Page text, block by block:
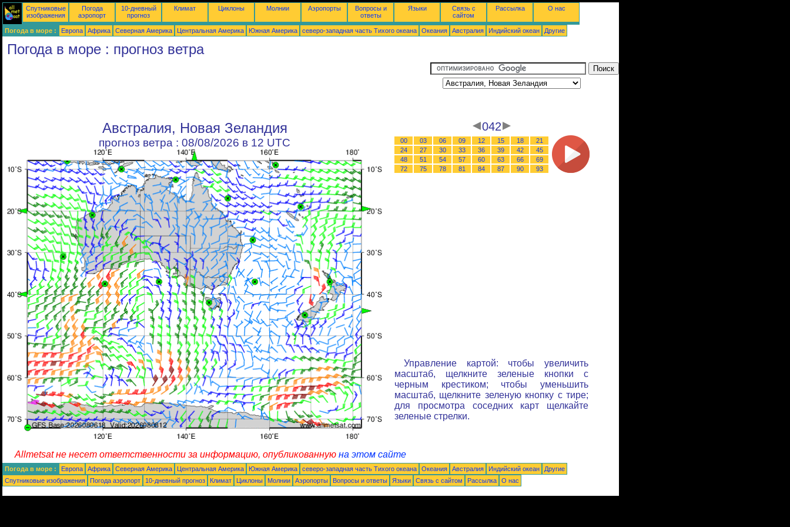
Спутниковые
изображения
Погода
аэропорт
10-дневный
прогноз
Климат Циклоны Молнии Аэропорты
Вопросы и
ответы
Языки
Связь с
сайтом
Рассылка О нас
Погода в море : Европа Африка Северная Америка Центральная Америка Южная Америка северо-западная часть Tихого океана Океания Австралия Индийский океан Другие
Погода в море : прогноз ветра
Австралия, Новая Зеландия
прогноз ветра : 08/08/2026 в 12 UTC
042
00 03 06 09 12 15 18
21
24
27 30 33 36 39 42
45
48
51 54 57 60 63 66
69
72
75 78 81 84 87 90 93
Управление картой: чтобы увеличить
масштаб, щелкните зеленые кнопки с
черным крестиком; чтобы уменьшить
масштаб, щелкните зеленую кнопку с тире;
для просмотра соседних карт щелкайте
зеленые стрелки.
Allmetsat не несет ответственности за информацию, опубликованную на этом сайте
Погода в море : Европа Африка Северная Америка Центральная Америка Южная Америка северо-западная часть Tихого океана Океания Австралия Индийский океан
Другие
Спутниковые изображения
Погода аэропорт 10-дневный прогноз Климат Циклоны Молнии Аэропорты Вопросы и ответы Языки Связь с сайтом Рассылка О нас